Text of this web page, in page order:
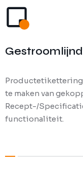
te maken van
Recept-/
functionaliteit.